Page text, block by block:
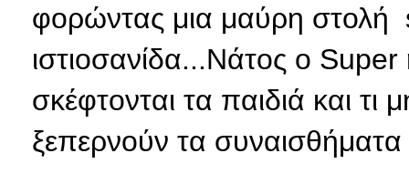
φορώντας μια μαύρη στολή
ιστιοσανίδα...Νάτος ο
σκέφτονται τα παιδιά και τι
ξεπερνούν τα συναισθήματα